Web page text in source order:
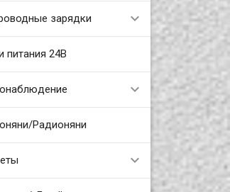
зарядки
питания 24В
Радионяни